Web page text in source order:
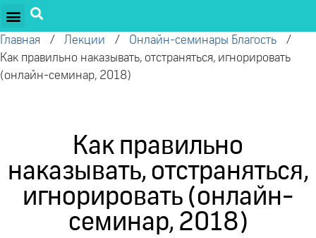
Главная / Лекции / Онлайн-семинары Благость /
Как правильно наказывать, отстраняться, игнорировать
(онлайн-семинар, 2018)
Как правильно
наказывать, отстраняться,
игнорировать (онлайн-
семинар, 2018)